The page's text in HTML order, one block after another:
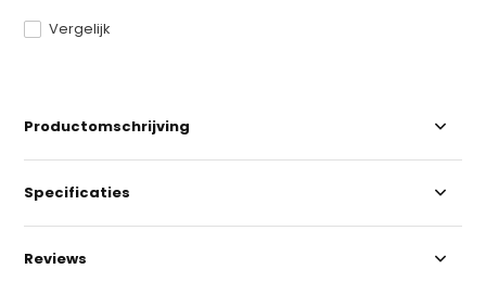
Vergelijk
Productomschrijving
Specificaties
Reviews